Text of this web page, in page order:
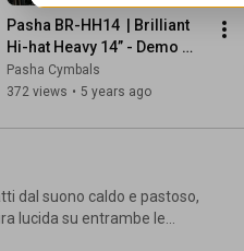
Pasha BR-HH14  | Brilliant
Hi-hat Heavy 14” - Demo
Video Sample | Pasha
Cymbals
Pasha Cymbals
372 views • 5 years ago
lucida su entrambe le